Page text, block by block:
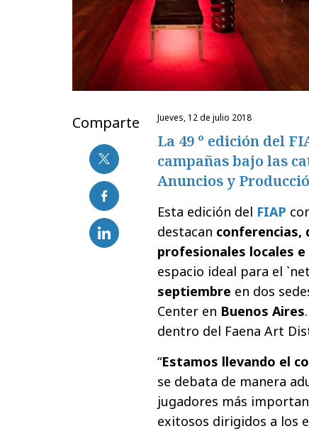
Comparte jueves, 12 de julio 2018
La 49 º edición del
campañas bajo las
Anuncios y
Esta edición del FIAP
destacan conferencias,
profesionales locales
espacio ideal para el
septiembre en dos
Center en Buenos Aires
dentro del Faena Art
“Estamos llevando el
se debata de manera
jugadores más
exitosos dirigidos a los